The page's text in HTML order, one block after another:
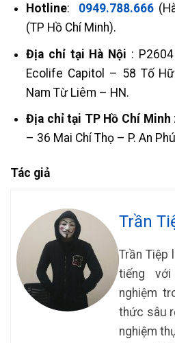
Hotline: 0949.788.666
(TP Hồ Chí Minh).
Địa chỉ tại Hà Nội :
Ecolife Capitol – 58 Tố
Nam Từ Liêm – HN.
Địa chỉ tại TP Hồ Chí Minh
– 36 Mai Chí Thọ – P. An
Tác giả
Trần
Trần Tiệp
tiếng
nghiệm
thức sâu
nghiệm